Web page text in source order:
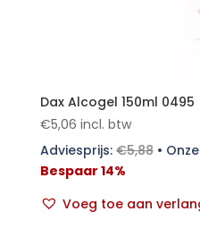
Dax Alcogel 150ml 0495
€5,06 incl. btw
Adviesprijs:€5,88•
Bespaar 14%
Voeg toe aan